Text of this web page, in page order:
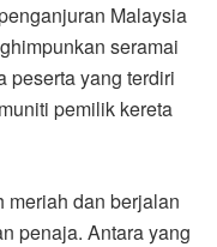
Malaysia
seramai
peserta yang terdiri
pemilik kereta
meriah dan berjalan
penaja. Antara yang